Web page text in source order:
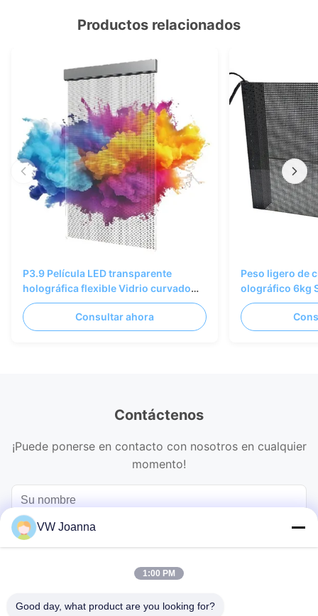
Productos relacionados
P3.9 Película LED transparente
holográfica flexible Vidrio curvado
Transparencia flexible 85%
Consultar ahora
Peso ligero de
olográfico 6kg
exhibición de
Contáctenos
¡Puede ponerse en contacto con nosotros en cualquier
momento!
VW Joanna
1:00 PM
Good day, what product are you looking for?